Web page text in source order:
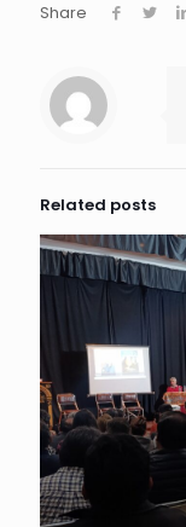
Share
Related posts